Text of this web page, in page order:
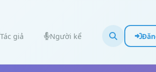
Tác giả Người kể